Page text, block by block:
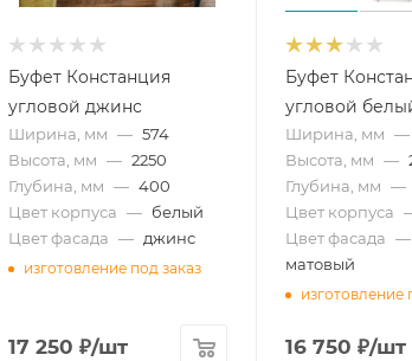
Буфет Констанция
угловой джинс
Ширина, мм — 574
Высота, мм — 2250
Глубина, мм — 400
Цвет корпуса — белый
Цвет фасада — джинс
изготовление под заказ
17 250 ₽/шт
Буфет
угловой
Ширина, мм —
Высота, мм —
Глубина, мм —
Цвет корпуса
Цвет фасада —
матовый
изготовление
16 750 ₽/шт